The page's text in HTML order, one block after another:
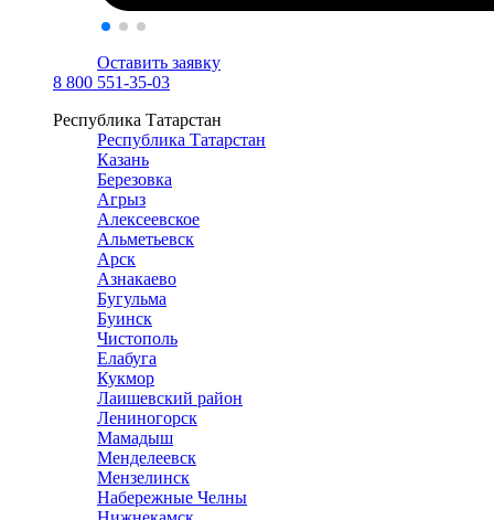
Оставить заявку
8 800 551-35-03
Республика Татарстан
Республика Татарстан
Казань
Березовка
Агрыз
Алексеевское
Альметьевск
Арск
Азнакаево
Бугульма
Буинск
Чистополь
Елабуга
Кукмор
Лаишевский район
Лениногорск
Мамадыш
Менделеевск
Мензелинск
Набережные Челны